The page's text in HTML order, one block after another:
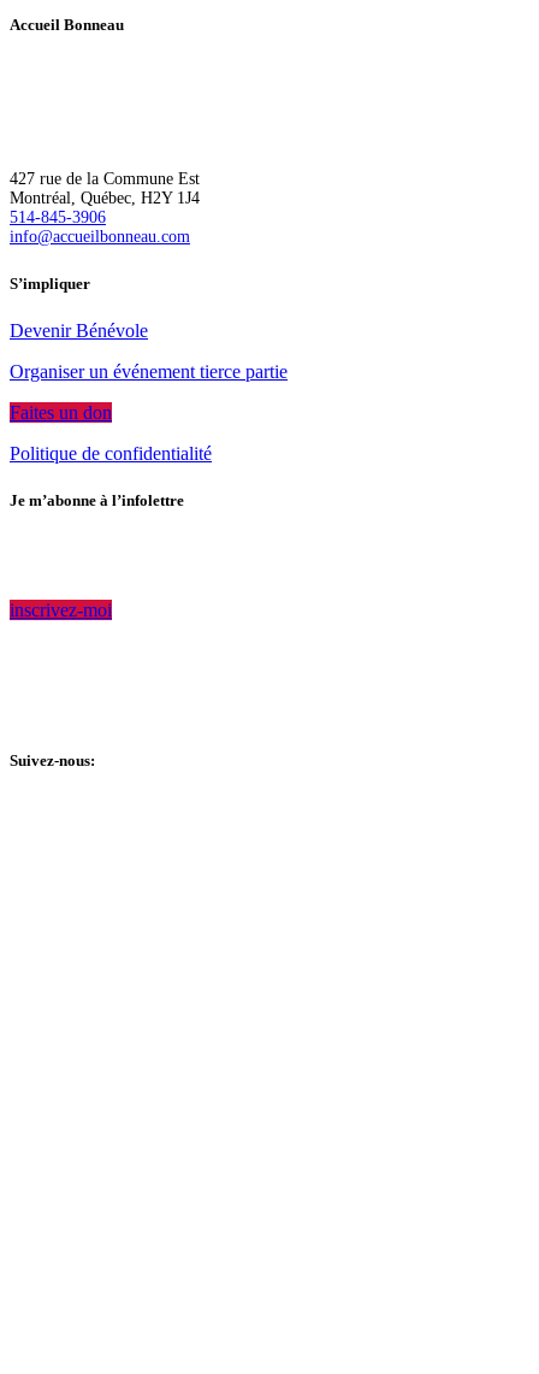
Accueil Bonneau
427 rue de la Commune Est
Montréal, Québec, H2Y 1J4
514-845-3906
info@accueilbonneau.com
S’impliquer
Devenir Bénévole
Organiser un événement tierce partie
Faites un don
Politique de confidentialité
Je m’abonne à l’infolettre
inscrivez-moi
Suivez-nous: